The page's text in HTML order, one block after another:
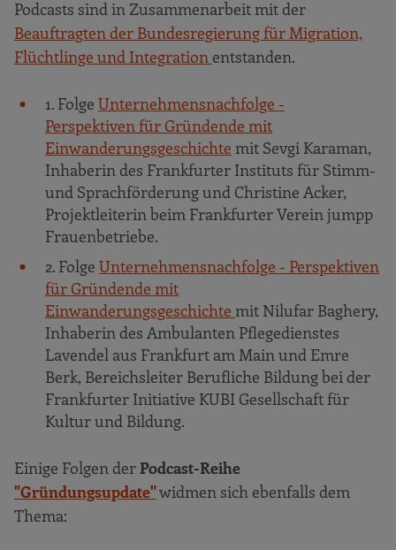
Podcasts sind in Zusammenarbeit mit der
Beauftragten der Bundesregierung für Migration,
Flüchtlinge und Integration entstanden.
1. Folge Unternehmensnachfolge -
Perspektiven für Gründende mit
Einwanderungsgeschichte mit Sevgi Karaman,
Inhaberin des Frankfurter Instituts für Stimm-
und Sprachförderung und Christine Acker,
Projektleiterin beim Frankfurter Verein jumpp
Frauenbetriebe.
2. Folge Unternehmensnachfolge - Perspektiven
für Gründende mit
Einwanderungsgeschichte mit Nilufar Baghery,
Inhaberin des Ambulanten Pflegedienstes
Lavendel aus Frankfurt am Main und Emre
Berk, Bereichsleiter Berufliche Bildung bei der
Frankfurter Initiative KUBI Gesellschaft für
Kultur und Bildung.
Einige Folgen der Podcast-Reihe
"Gründungsupdate"widmen sich ebenfalls dem
Thema: